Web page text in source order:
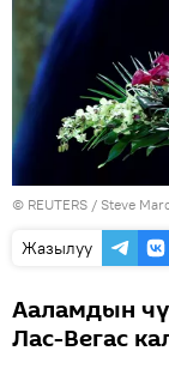
© REUTERS / Steve
Жазылуу
Ааламдын
Лас-Вегас